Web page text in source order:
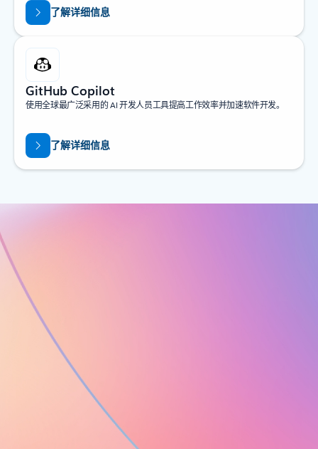
了解详细信息
GitHub Copilot
使用全球最广泛采用的 AI 开发人员工具提高工作效率并加速软件开发。
了解详细信息